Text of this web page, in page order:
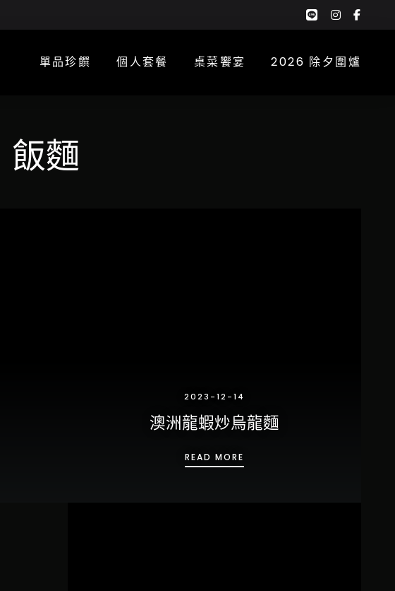
google-
plus-
單品珍饌 個人套餐 桌菜饗宴 2026 除夕圍爐
飯麵
2023-12-14
澳洲龍蝦炒烏龍麵
READ MORE